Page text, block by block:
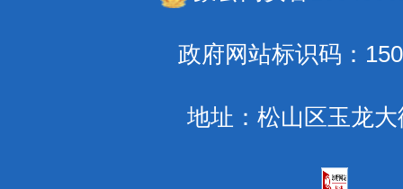
政府网站标识码：
地址：松山区玉龙